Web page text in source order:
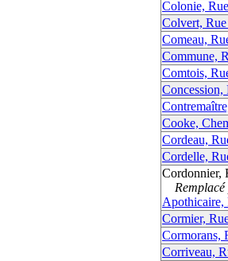
Colonie,
Colvert,
Comeau,
Commune,
Comtois,
Concession,
Cooke,
Cordeau,
Cordelle,
Cordonnier,
Remplacé
Apothicaire,
Cormier,
Cormorans,
Corriveau,